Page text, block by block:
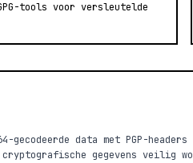
tools voor versleutelde
gecodeerde data met PGP-headers
gegevens veilig